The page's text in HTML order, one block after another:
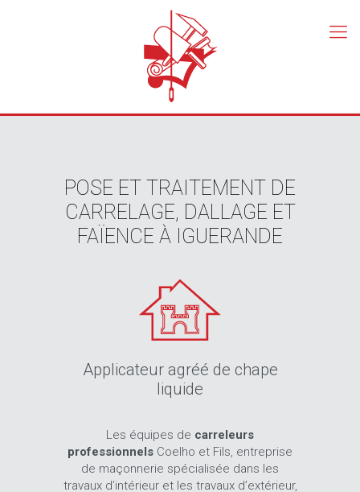
POSE ET TRAITEMENT DE
CARRELAGE, DALLAGE ET
FAÏENCE À IGUERANDE
Applicateur agréé de chape
liquide
Les équipes de carreleurs
professionnels Coelho et Fils, entreprise
de maçonnerie spécialisée dans les
travaux d’intérieur et les travaux d’extérieur,